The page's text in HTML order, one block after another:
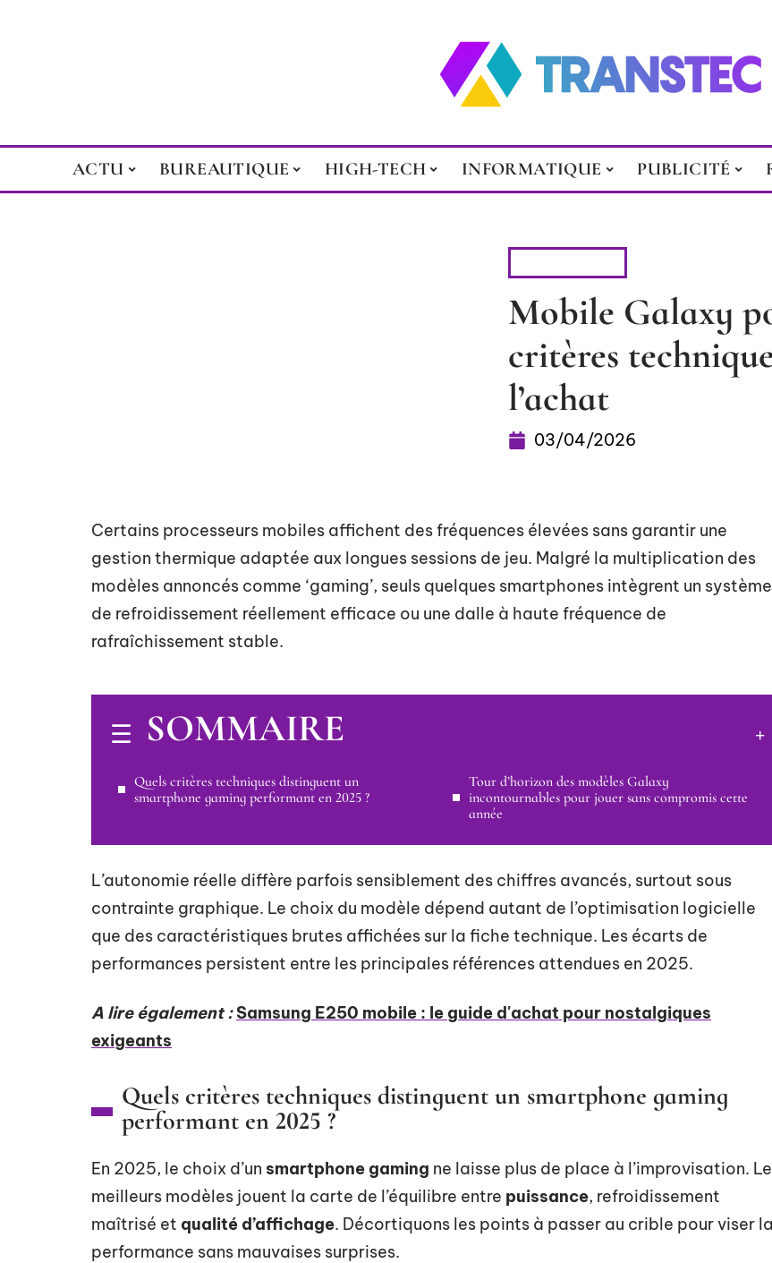
ACTU BUREAUTIQUE HIGH-TECH INFORMATIQUE PUBLICITÉ
Mobile Galaxy
critères
l’achat
03/04/2026
Certains processeurs mobiles affichent des fréquences élevées sans garantir une
gestion thermique adaptée aux longues sessions de jeu. Malgré la multiplication des
modèles annoncés comme ‘gaming’, seuls quelques smartphones intègrent un système
de refroidissement réellement efficace ou une dalle à haute fréquence de
rafraîchissement stable.
SOMMAIRE
Quels critères techniques distinguent un
smartphone gaming performant en 2025 ?
Tour d’horizon des modèles Galaxy
incontournables pour jouer sans compromis cette
année
L’autonomie réelle diffère parfois sensiblement des chiffres avancés, surtout sous
contrainte graphique. Le choix du modèle dépend autant de l’optimisation logicielle
que des caractéristiques brutes affichées sur la fiche technique. Les écarts de
performances persistent entre les principales références attendues en 2025.
A lire également : Samsung E250 mobile : le guide d'achat pour nostalgiques
exigeants
Quels critères techniques distinguent un smartphone gaming
performant en 2025 ?
En 2025, le choix d’un smartphone gaming ne laisse plus de place à l’improvisation.
meilleurs modèles jouent la carte de l’équilibre entre puissance, refroidissement
maîtrisé et qualité d’affichage. Décortiquons les points à passer au crible pour viser la
performance sans mauvaises surprises.